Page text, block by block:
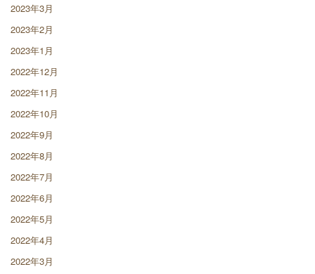
2023年3月
2023年2月
2023年1月
2022年12月
2022年11月
2022年10月
2022年9月
2022年8月
2022年7月
2022年6月
2022年5月
2022年4月
2022年3月